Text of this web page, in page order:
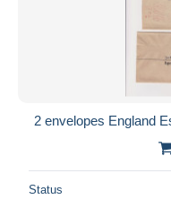
2 envelopes England
Status